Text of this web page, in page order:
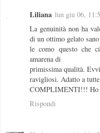
Liliana lun giu 06,
La genuinità non ha
di un ottimo gelato
le como questo che
amarena di
primissima qualità.
ravigliosi. Adatto a
COMPLIMENTI!!! Ho
Rispondi